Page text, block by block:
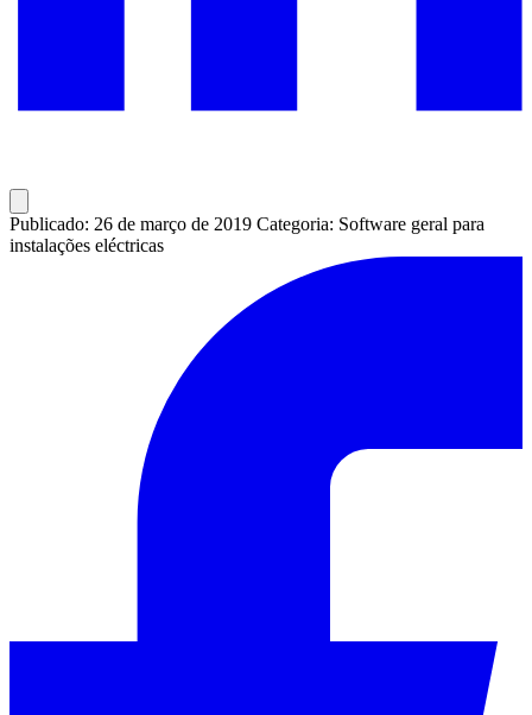
Publicado: 26 de março de 2019 Categoria: Software geral para
instalações eléctricas